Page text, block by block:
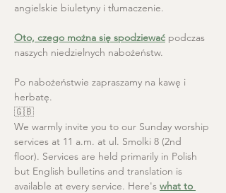
angielskie biuletyny i tłumaczenie.
Oto, czego można się spodziewać podczas
naszych niedzielnych nabożeństw.
Po nabożeństwie zapraszamy na kawę i
herbatę.
🇬🇧
We warmly invite you to our Sunday worship
services at 11 a.m. at ul. Smolki 8 (2nd
floor). Services are held primarily in Polish
but English bulletins and translation is
available at every service. Here's what to